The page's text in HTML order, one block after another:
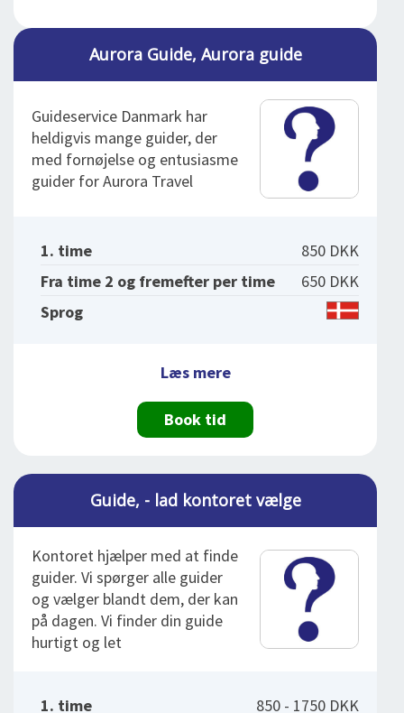
Aurora Guide, Aurora guide
Guideservice Danmark har
heldigvis mange guider, der
med fornøjelse og entusiasme
guider for Aurora Travel
1. time
850 DKK
Fra time 2 og fremefter per time
650 DKK
Sprog
Læs mere
Book tid
Guide, - lad kontoret vælge
Kontoret hjælper med at finde
guider. Vi spørger alle guider
og vælger blandt dem, der kan
på dagen. Vi finder din guide
hurtigt og let
1. time
850 - 1750 DKK